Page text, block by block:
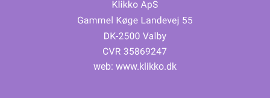
web: www.klikko.dk